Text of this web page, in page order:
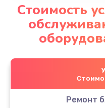
Стоимость
Ремонт